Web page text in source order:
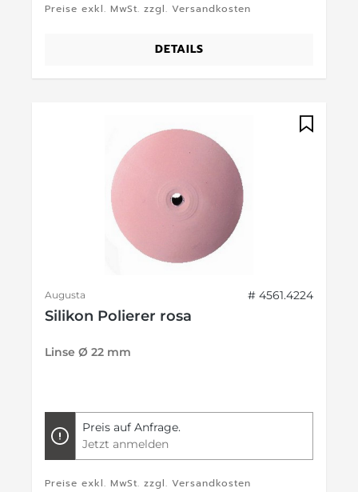
Preise exkl. MwSt. zzgl. Versandkosten
DETAILS
Augusta # 4561.4224
Silikon Polierer rosa
Linse Ø 22 mm
Preis auf Anfrage.
Jetzt anmelden
Preise exkl. MwSt. zzgl. Versandkosten